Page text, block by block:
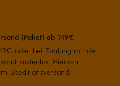
(Paket) ab 149€
oder bei Zahlung mit der
kostenlos. Hiervon
Speditionsversand.